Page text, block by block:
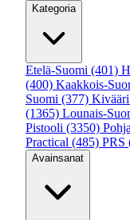
Kategoria
Etelä-Suomi (401)
(400) Kaakkois-
Suomi (377) Kivääri
(1365) Lounais-
Pistooli (3350)
Practical (485) PRS
Avainsanat